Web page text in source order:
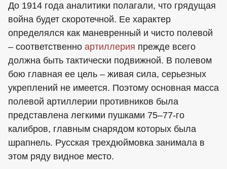
До 1914 года аналитики полагали, что грядущая
война будет скоротечной. Ее характер
определялся как маневренный и чисто полевой
– соответственно артиллерия прежде всего
должна быть тактически подвижной. В полевом
бою главная ее цель – живая сила, серьезных
укреплений не имеется. Поэтому основная масса
полевой артиллерии противников была
представлена легкими пушками 75–77-го
калибров, главным снарядом которых была
шрапнель. Русская трехдюймовка занимала в
этом ряду видное место.